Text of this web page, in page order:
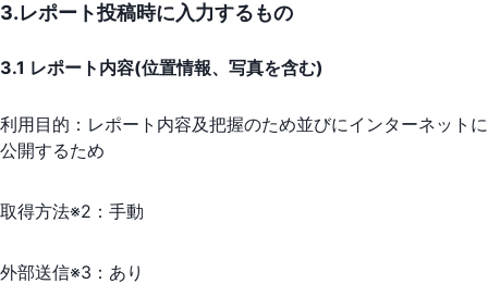
3.レポート投稿時に入力するもの
3.1 レポート内容(位置情報、写真を含む)
利用目的： レポート内容及把握のため並びにインターネットに
公開するため
取得方法※2： 手動
外部送信※3： あり